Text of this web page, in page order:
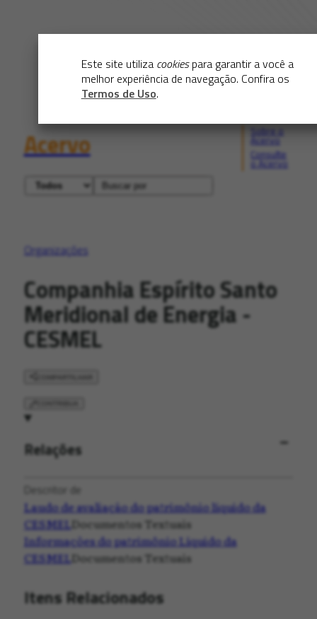
Este site utiliza cookiespara garantir a você a
melhor experiência de navegação. Confira os
Termos de Uso.
Acervo
Consulte
Organizações
Companhia Espírito Santo
Meridional de Energia -
CESMEL
Relações
Descritor de
Laudo de avaliação do patrimônio líquido da
CESMELDocumentos Textuais
Informações do patrimônio Líquido da
CESMELDocumentos Textuais
Itens Relacionados